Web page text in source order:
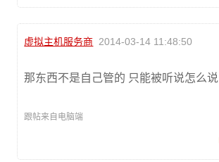
虚拟主机服务商 2014-03-14 11:48:50
那东西不是自己管的 只能被听说怎么说
跟帖来自电脑端